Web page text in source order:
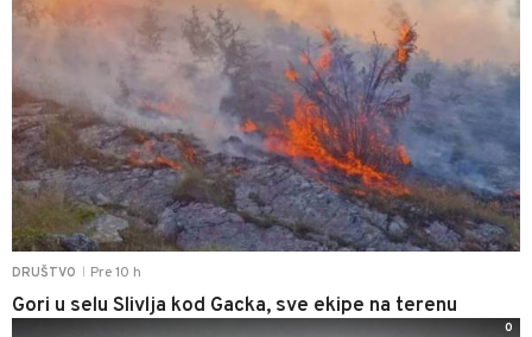
DRUŠTVO Pre 10 h
Gori u selu Slivlja kod Gacka, sve ekipe na terenu
0